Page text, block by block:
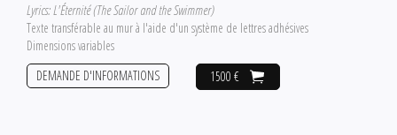
Lyrics: L'Éternité (The Sailor and the Swimmer)
Texte transférable au mur à l'aide d'un système de lettres adhésives
Dimensions variables
1500 €
DEMANDE D'INFORMATIONS